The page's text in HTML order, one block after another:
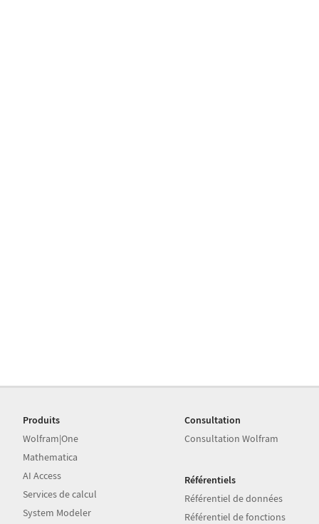
Produits
Wolfram|One
Mathematica
AI Access
Services de calcul
System Modeler
Consultation
Consultation Wolfram
Référentiels
Référentiel de données
Référentiel de fonctions